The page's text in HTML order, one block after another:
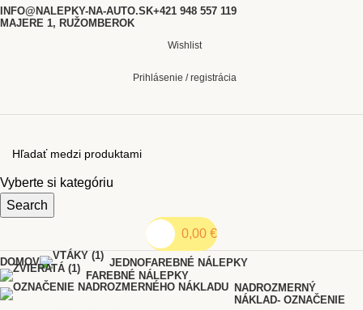
INFO@NALEPKY-NA-AUTO.SK+421 948 557 119
MAJERE 1, RUŽOMBEROK
Wishlist
Prihlásenie / registrácia
Vyberte si kategóriu
Search
0,00 €
DOMOV
JEDNOFAREBNÉ NÁLEPKY
FAREBNÉ NÁLEPKY
NADROZMERNÝ
NÁKLAD- OZNAČENIE